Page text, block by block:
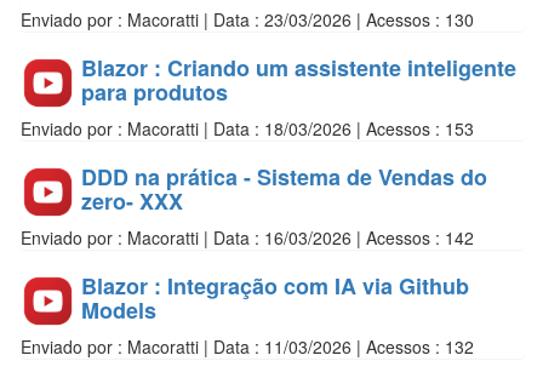
Enviado por : Macoratti | Data : 23/03/2026 | Acessos : 130
Blazor : Criando um assistente inteligente
para produtos
Enviado por : Macoratti | Data : 18/03/2026 | Acessos : 153
DDD na prática - Sistema de Vendas do
zero- XXX
Enviado por : Macoratti | Data : 16/03/2026 | Acessos : 142
Blazor : Integração com IA via Github
Models
Enviado por : Macoratti | Data : 11/03/2026 | Acessos : 132